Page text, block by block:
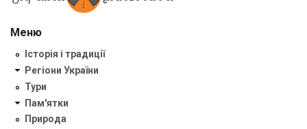
Меню
Історія і традиції
Регіони України
Тури
Пам'ятки
Природа